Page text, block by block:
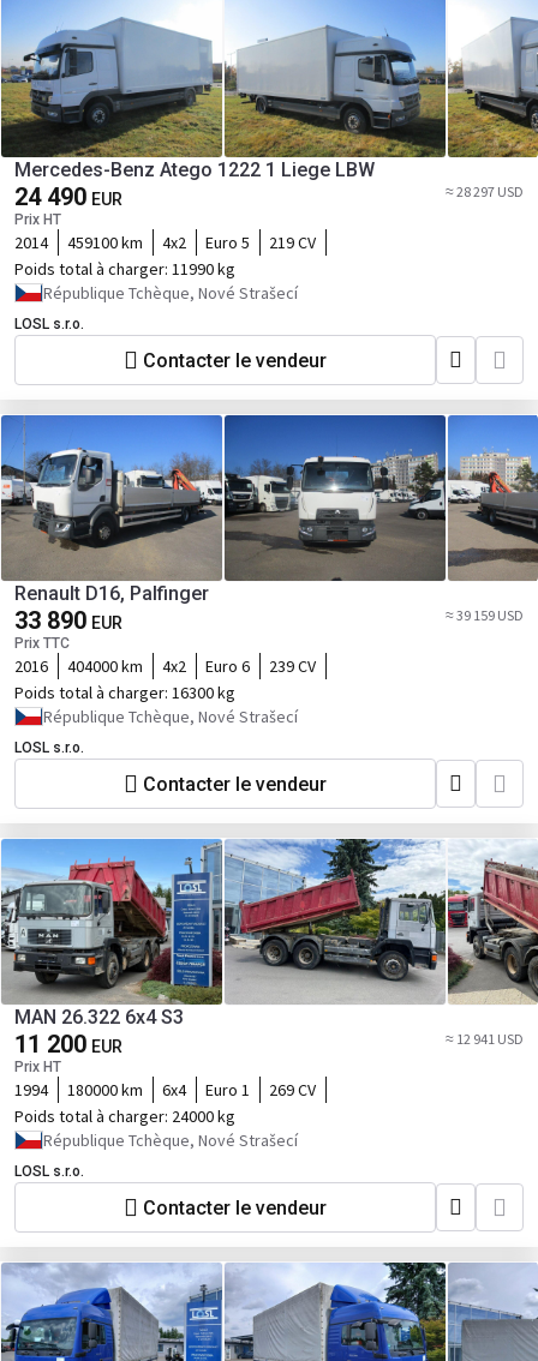
Mercedes-Benz Atego 1222 1 Liege LBW
24 490 EUR
Prix HT
≈ 28 297 USD
2014 459100 km 4x2 Euro 5
219 CV
Poids total à charger: 11990 kg
République Tchèque, Nové Strašecí
LOSL s.r.o.
Contacter le vendeur
Renault D16, Palfinger
33 890 EUR
Prix TTC
≈ 39 159 USD
2016 404000 km 4x2 Euro 6
239 CV
Poids total à charger: 16300 kg
République Tchèque, Nové Strašecí
LOSL s.r.o.
Contacter le vendeur
MAN 26.322 6x4 S3
11 200 EUR
Prix HT
≈ 12 941 USD
1994 180000 km 6x4 Euro 1
269 CV
Poids total à charger: 24000 kg
République Tchèque, Nové Strašecí
LOSL s.r.o.
Contacter le vendeur